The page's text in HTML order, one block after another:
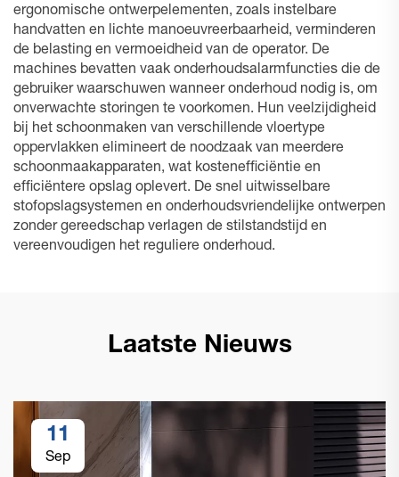
ergonomische ontwerpelementen, zoals instelbare
handvatten en lichte manoeuvreerbaarheid, verminderen
de belasting en vermoeidheid van de operator. De
machines bevatten vaak onderhoudsalarmfuncties die de
gebruiker waarschuwen wanneer onderhoud nodig is, om
onverwachte storingen te voorkomen. Hun veelzijdigheid
bij het schoonmaken van verschillende vloertype
oppervlakken elimineert de noodzaak van meerdere
schoonmaakapparaten, wat kostenefficiëntie en
efficiëntere opslag oplevert. De snel uitwisselbare
stofopslagsystemen en onderhoudsvriendelijke ontwerpen
zonder gereedschap verlagen de stilstandstijd en
vereenvoudigen het reguliere onderhoud.
Laatste Nieuws
11
Sep